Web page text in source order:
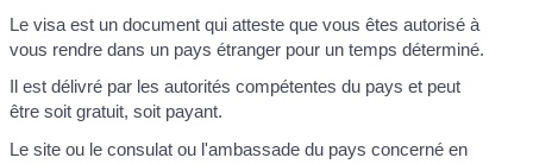
Le visa est un document qui atteste que vous êtes autorisé à
vous rendre dans un pays étranger pour un temps déterminé.
Il est délivré par les autorités compétentes du pays et peut
être soit gratuit, soit payant.
Le site ou le consulat ou l'ambassade du pays concerné en